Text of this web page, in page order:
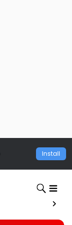
Install